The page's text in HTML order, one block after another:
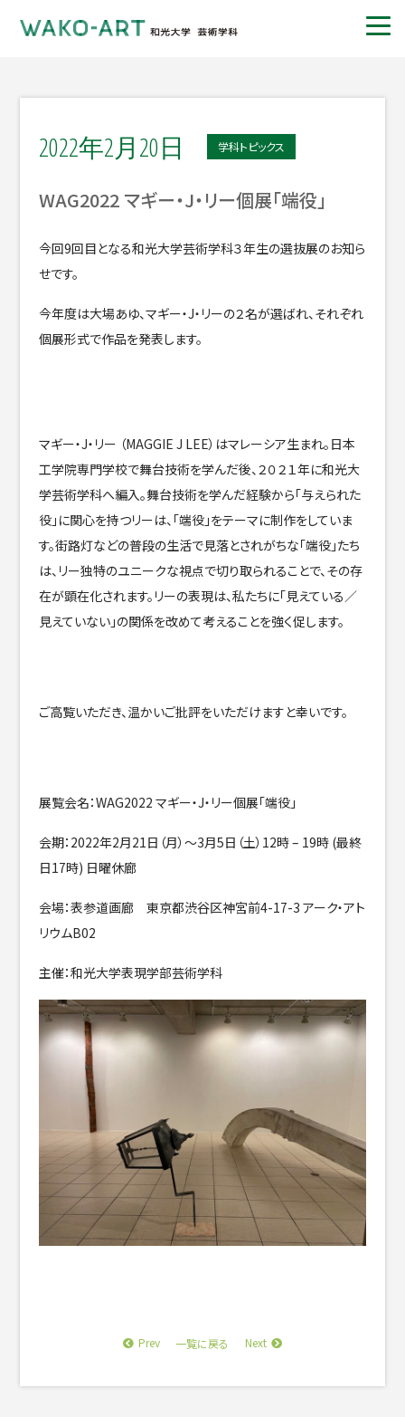
2022年2月20日 学科トピックス
WAG2022 マギー・J・リー個展「端役」
今回9回目となる和光大学芸術学科３年生の選抜展のお知ら
せです。
今年度は大場あゆ、マギー・J・リーの２名が選ばれ、それぞれ
個展形式で作品を発表します。
マギー・J・リー （MAGGIE J LEE）はマレーシア生まれ。日本
工学院専門学校で舞台技術を学んだ後、２０２１年に和光大
学芸術学科へ編入。舞台技術を学んだ経験から「与えられた
役」に関心を持つリーは、「端役」をテーマに制作をしていま
す。街路灯などの普段の生活で見落とされがちな「端役」たち
は、リー独特のユニークな視点で切り取られることで、その存
在が顕在化されます。リーの表現は、私たちに「見えている／
見えていない」の関係を改めて考えることを強く促します。
ご高覧いただき、温かいご批評をいただけますと幸いです。
展覧会名：WAG2022 マギー・J・リー個展「端役」
会期：2022年2月21日（月）〜3月5日（土）12時 – 19時 (最終
日17時) 日曜休廊
会場：表参道画廊 東京都渋谷区神宮前4-17-3 アーク・アト
リウムB02
主催：和光大学表現学部芸術学科
Prev 一覧に戻る Next